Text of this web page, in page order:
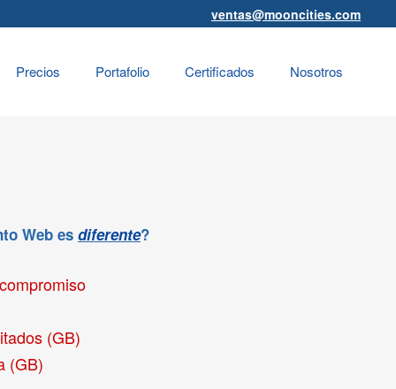
ventas@mooncities.com
Precios Portafolio Certificados Nosotros
Web es diferente?
(GB)
(GB)